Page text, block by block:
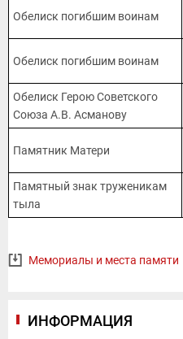
Обелиск погибшим воинам
Обелиск погибшим воинам
Обелиск Герою Советского
Союза А.В. Асманову
Памятник Матери
Памятный знак труженикам
тыла
Мемориалы и места памяти
ИНФОРМАЦИЯ